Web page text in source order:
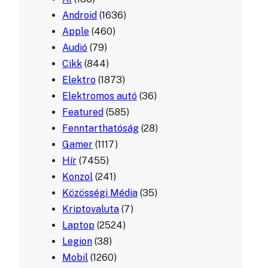
Android (1636)
Apple (460)
Audió (79)
Cikk (844)
Elektro (1873)
Elektromos autó (36)
Featured (585)
Fenntarthatóság (28)
Gamer (1117)
Hír (7455)
Konzol (241)
Közösségi Média (35)
Kriptovaluta (7)
Laptop (2524)
Legion (38)
Mobil (1260)